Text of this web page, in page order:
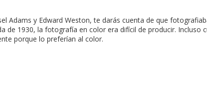
Adams y Edward Weston, te darás cuenta de que
de 1930, la fotografía en color era difícil de producir.
porque lo preferían al color.